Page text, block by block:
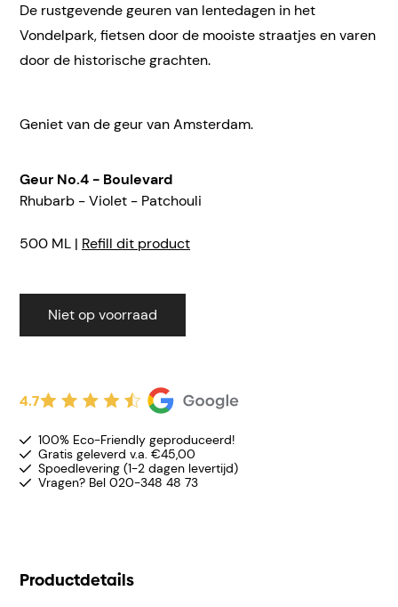
De rustgevende geuren van lentedagen in het
Vondelpark, fietsen door de mooiste straatjes en varen
door de historische grachten.
Geniet van de geur van Amsterdam.
Geur No.4 - Boulevard
Rhubarb - Violet - Patchouli
500 ML | Refill dit product
Niet op voorraad
4.7
100% Eco-Friendly geproduceerd!
Gratis geleverd v.a. €45,00
Spoedlevering (1-2 dagen levertijd)
Vragen? Bel 020-348 48 73
Productdetails